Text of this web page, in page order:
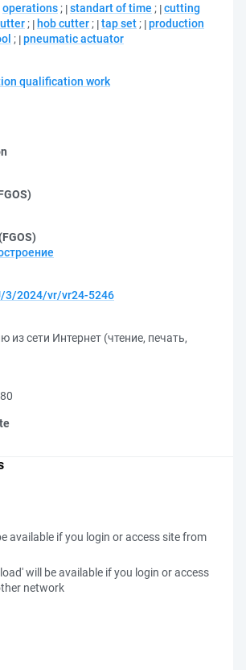
operations ; standart of time ; cutting
; hob cutter ; tap set ; production
; pneumatic actuator
qualification work
3/2024/vr/vr24-5246
из сети Интернет (чтение, печать,
available if you login or access site from
will be available if you login or access
network